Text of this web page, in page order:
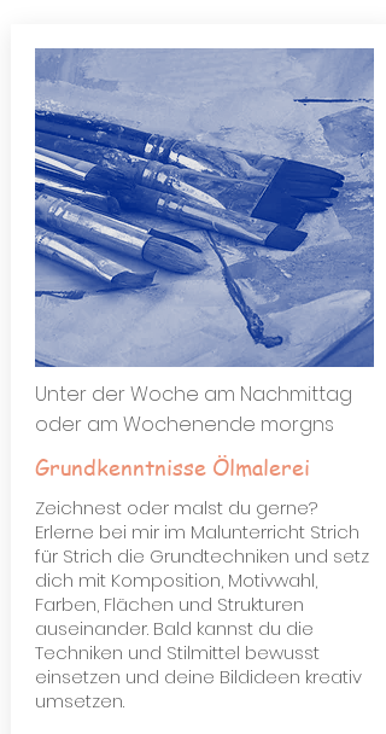
Unter der Woche am Nachmittag
oder am Wochenende morgns
Grundkenntnisse Ölmalerei
Zeichnest oder malst du gerne?
Erlerne bei mir im Malunterricht Strich
für Strich die Grundtechniken und setz
dich mit Komposition, Motivwahl,
Farben, Flächen und Strukturen
auseinander. Bald kannst du die
Techniken und Stilmittel bewusst
einsetzen und deine Bildideen kreativ
umsetzen.